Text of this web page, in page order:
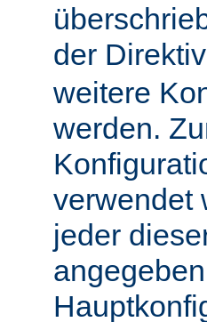
der
weitere
werden.
verwendet
jeder